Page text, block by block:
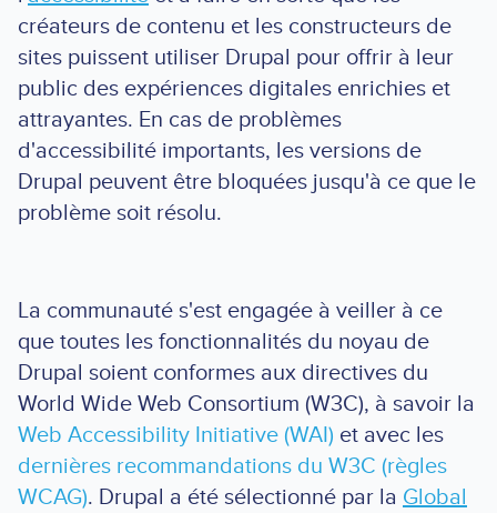
créateurs de contenu et les constructeurs de
sites puissent utiliser Drupal pour offrir à leur
public des expériences digitales enrichies et
attrayantes. En cas de problèmes
d'accessibilité importants, les versions de
Drupal peuvent être bloquées jusqu'à ce que le
problème soit résolu.
La communauté s'est engagée à veiller à ce
que toutes les fonctionnalités du noyau de
Drupal soient conformes aux directives du
World Wide Web Consortium (W3C), à savoir la
Web Accessibility Initiative (WAI) et avec les
dernières recommandations du W3C (règles
WCAG). Drupal a été sélectionné par la Global